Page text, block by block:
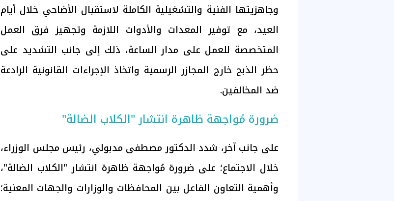
وجاهزيتها الفنية والتشغيلية الكاملة لاستقبال الأضاحي خلال أيام
العيد، مع توفير المعدات والأدوات اللازمة وتجهيز فرق العمل
المتخصصة للعمل على مدار الساعة، ذلك إلى جانب التشديد على
حظر الذبح خارج المجازر الرسمية واتخاذ الإجراءات القانونية الرادعة
ضد المخالفين.
ضرورة مُواجهة ظاهرة انتشار "الكلاب الضالة"
على جانب آخر، شدد الدكتور مصطفى مدبولي، رئيس مجلس الوزراء،
خلال الاجتماع؛ على ضرورة مُواجهة ظاهرة انتشار "الكلاب الضالة"،
وأهمية التعاون الفاعل بين المحافظات والوزارات والجهات المعنية؛